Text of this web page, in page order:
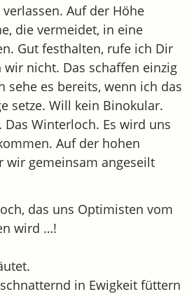
Auf der Höhe
die vermeidet, in eine
Gut festhalten, rufe ich Dir
wir nicht. Das schaffen einzig
sehe es bereits, wenn ich das
setze. Will kein Binokular.
Das Winterloch. Es wird uns
Auf der hohen
wir gemeinsam angeseilt
das uns Optimisten vom
wird …!
in Ewigkeit füttern